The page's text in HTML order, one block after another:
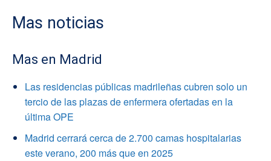
Mas noticias
Mas en Madrid
Las residencias públicas madrileñas cubren solo un
tercio de las plazas de enfermera ofertadas en la
última OPE
Madrid cerrará cerca de 2.700 camas hospitalarias
este verano, 200 más que en 2025